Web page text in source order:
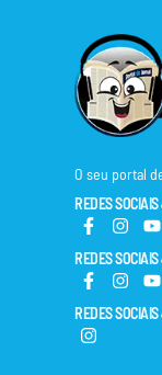
O seu portal
REDES
REDES
REDES